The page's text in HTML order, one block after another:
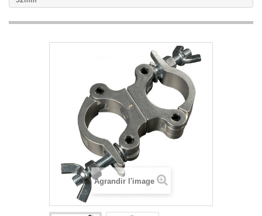
Agrandir l'image